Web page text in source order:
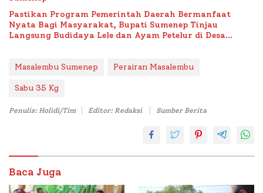
Pastikan Program Pemerintah Daerah Bermanfaat
Nyata Bagi Masyarakat, Bupati Sumenep Tinjau
Langsung Budidaya Lele dan Ayam Petelur di Desa
Masalembu Sumenep Perairan Masalembu
Sabu 35 Kg
Penulis: Holidi/Tim Editor: Redaksi Sumber Berita
Baca Juga